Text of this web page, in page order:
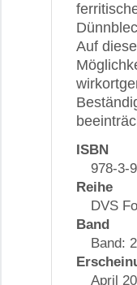
Auf
ISBN
978-3-
Reihe
DVS
Band
Band:
April